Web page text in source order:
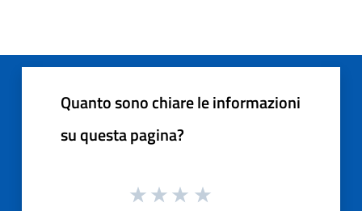
Quanto sono chiare le informazioni
su questa pagina?